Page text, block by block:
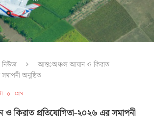
নিউজ
আন্তঃঅঞ্চল আযান ও কিরাত
অনুষ্ঠিত
হোম
কিরাত প্রতিযোগিতা-২০২৬ এর সমাপনী